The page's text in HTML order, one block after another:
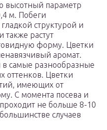
высотный параметр
м. Побеги
структурой и
также растут
форму. Цветки
аромат.
самые разнообразные
оттенков. Цветки
имеющих от
С момента посева и
не больше 8-10
случаев